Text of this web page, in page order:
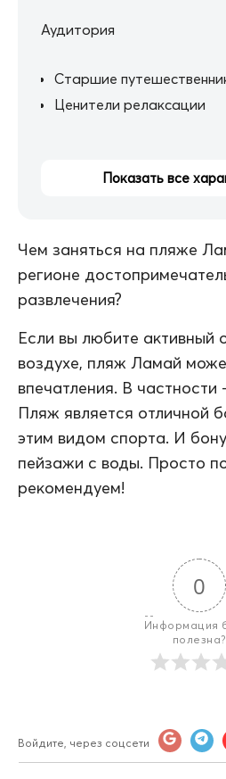
Аудитория
Старшие
Ценители релаксации
Показать все
Чем заняться на пляже
регионе
развлечения?
Если вы любите активный
воздухе, пляж Ламай
впечатления. В
Пляж является отличной
этим видом спорта. И
пейзажи с воды. Просто
рекомендуем!
0
Информация
полезна?
Войдите, через соцсети